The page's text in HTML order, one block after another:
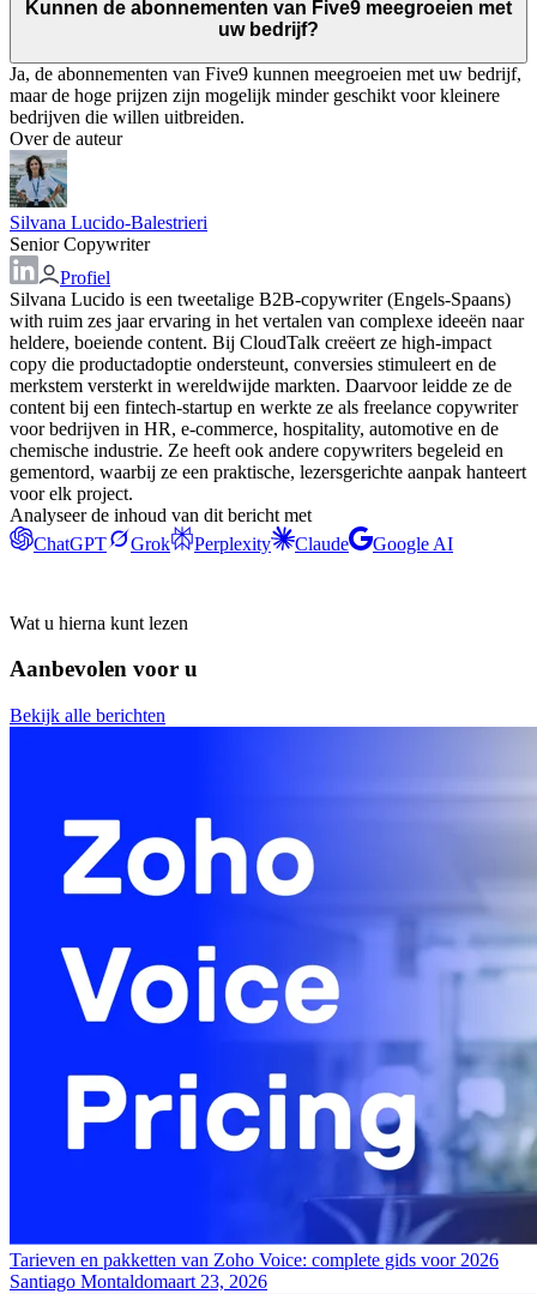
Kunnen de abonnementen van Five9 meegroeien met
uw bedrijf?
Ja, de abonnementen van Five9 kunnen meegroeien met uw bedrijf,
maar de hoge prijzen zijn mogelijk minder geschikt voor kleinere
bedrijven die willen uitbreiden.
Over de auteur
Silvana Lucido-Balestrieri
Senior Copywriter
Profiel
Silvana Lucido is een tweetalige B2B-copywriter (Engels-Spaans)
with ruim zes jaar ervaring in het vertalen van complexe ideeën naar
heldere, boeiende content. Bij CloudTalk creëert ze high-impact
copy die productadoptie ondersteunt, conversies stimuleert en de
merkstem versterkt in wereldwijde markten. Daarvoor leidde ze de
content bij een fintech-startup en werkte ze als freelance copywriter
voor bedrijven in HR, e-commerce, hospitality, automotive en de
chemische industrie. Ze heeft ook andere copywriters begeleid en
gementord, waarbij ze een praktische, lezersgerichte aanpak hanteert
voor elk project.
Analyseer de inhoud van dit bericht met
ChatGPT
Grok Perplexity Claude Google AI
Wat u hierna kunt lezen
Aanbevolen voor u
Bekijk alle berichten
Tarieven en pakketten van Zoho Voice: complete gids voor 2026
Santiago Montaldomaart 23, 2026